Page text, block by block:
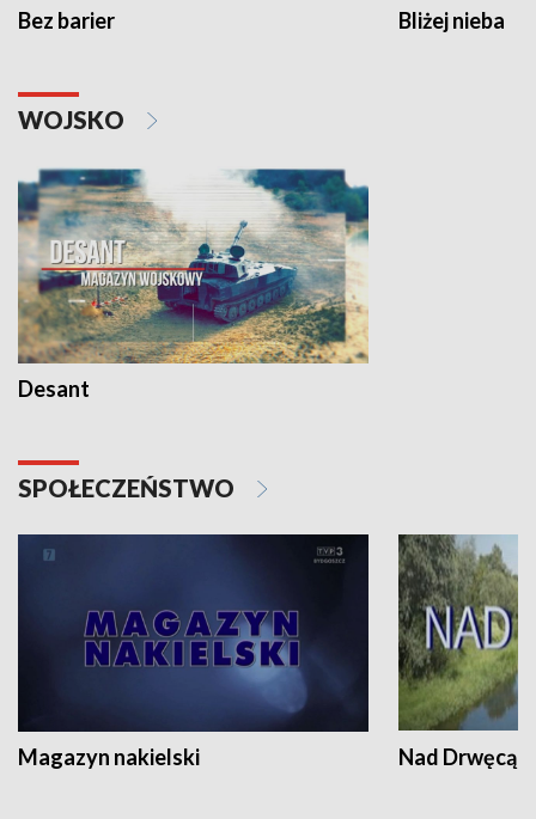
Bez barier Bliżej nieba
WOJSKO
Desant
SPOŁECZEŃSTWO
Magazyn nakielski Nad Drwęcą